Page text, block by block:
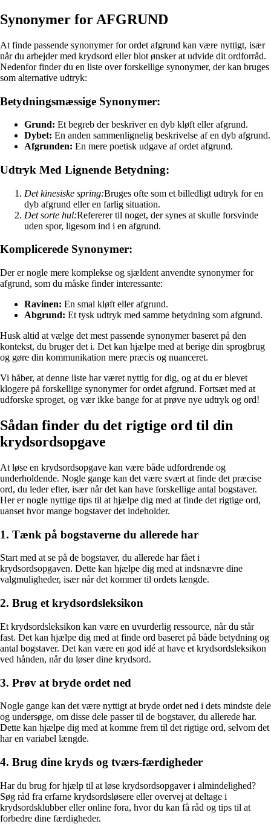
Synonymer for AFGRUND
At finde passende synonymer for ordet afgrund kan være nyttigt, især
når du arbejder med krydsord eller blot ønsker at udvide dit ordforråd.
Nedenfor finder du en liste over forskellige synonymer, der kan bruges
som alternative udtryk:
Betydningsmæssige Synonymer:
Grund: Et begreb der beskriver en dyb kløft eller afgrund.
Dybet: En anden sammenlignelig beskrivelse af en dyb afgrund.
Afgrunden: En mere poetisk udgave af ordet afgrund.
Udtryk Med Lignende Betydning:
Det kinesiske spring:Bruges ofte som et billedligt udtryk for en
dyb afgrund eller en farlig situation.
Det sorte hul:Refererer til noget, der synes at skulle forsvinde
uden spor, ligesom ind i en afgrund.
Komplicerede Synonymer:
Der er nogle mere komplekse og sjældent anvendte synonymer for
afgrund, som du måske finder interessante:
Ravinen: En smal kløft eller afgrund.
Abgrund: Et tysk udtryk med samme betydning som afgrund.
Husk altid at vælge det mest passende synonymer baseret på den
kontekst, du bruger det i. Det kan hjælpe med at berige din sprogbrug
og gøre din kommunikation mere præcis og nuanceret.
Vi håber, at denne liste har været nyttig for dig, og at du er blevet
klogere på forskellige synonymer for ordet afgrund. Fortsæt med at
udforske sproget, og vær ikke bange for at prøve nye udtryk og ord!
Sådan finder du det rigtige ord til din
krydsordsopgave
At løse en krydsordsopgave kan være både udfordrende og
underholdende. Nogle gange kan det være svært at finde det præcise
ord, du leder efter, især når det kan have forskellige antal bogstaver.
Her er nogle nyttige tips til at hjælpe dig med at finde det rigtige ord,
uanset hvor mange bogstaver det indeholder.
1. Tænk på bogstaverne du allerede har
Start med at se på de bogstaver, du allerede har fået i
krydsordsopgaven. Dette kan hjælpe dig med at indsnævre dine
valgmuligheder, især når det kommer til ordets længde.
2. Brug et krydsordsleksikon
Et krydsordsleksikon kan være en uvurderlig ressource, når du står
fast. Det kan hjælpe dig med at finde ord baseret på både betydning og
antal bogstaver. Det kan være en god idé at have et krydsordsleksikon
ved hånden, når du løser dine krydsord.
3. Prøv at bryde ordet ned
Nogle gange kan det være nyttigt at bryde ordet ned i dets mindste dele
og undersøge, om disse dele passer til de bogstaver, du allerede har.
Dette kan hjælpe dig med at komme frem til det rigtige ord, selvom det
har en variabel længde.
4. Brug dine kryds og tværs-færdigheder
Har du brug for hjælp til at løse krydsordsopgaver i almindelighed?
Søg råd fra erfarne krydsordsløsere eller overvej at deltage i
krydsordsklubber eller online fora, hvor du kan få råd og tips til at
forbedre dine færdigheder.